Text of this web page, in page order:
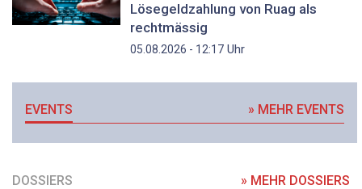
Lösegeldzahlung von Ruag als
rechtmässig
05.08.2026 - 12:17Uhr
EVENTS » MEHR EVENTS
DOSSIERS » MEHR DOSSIERS